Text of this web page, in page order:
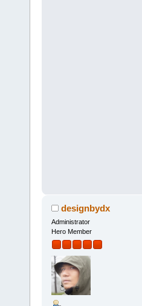
designbydx
Administrator
Hero Member